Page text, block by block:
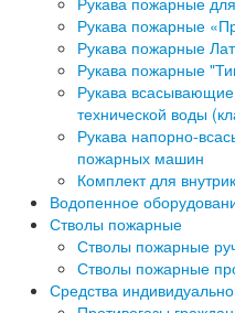
Рукава пожарные
Рукава пожарные
Рукава пожарные
Рукава
технической воды
Рукава напорно-
пожарных машин
Комплект для
Водопенное
Стволы пожарные
Стволы пожарные
Стволы пожарные
Средства